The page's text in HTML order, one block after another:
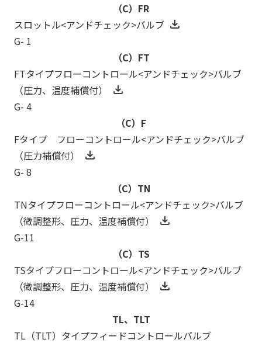
（C）FR
スロットル<アンドチェック>バルブ
G- 1
（C）FT
FTタイプフローコントロール<アンドチェック>バルブ
（圧力、温度補償付）
G- 4
（C）F
Fタイプ フローコントロール<アンドチェック>バルブ
（圧力補償付）
G- 8
（C）TN
TNタイプフローコントロール<アンドチェック>バルブ
（微調整形、圧力、温度補償付）
G-11
（C）TS
TSタイプフローコントロール<アンドチェック>バルブ
（微調整形、圧力、温度補償付）
G-14
TL、TLT
TL（TLT）タイプフィードコントロールバルブ